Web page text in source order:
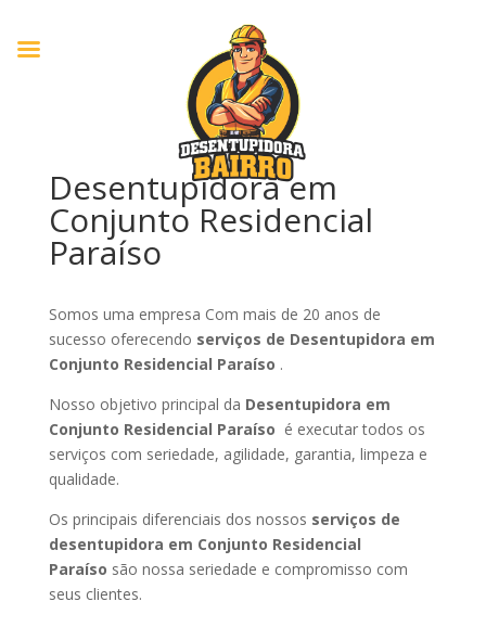
Desentupidora em
Conjunto Residencial
Paraíso
Somos uma empresa Com mais de 20 anos de
sucesso oferecendo serviços de Desentupidora em
Conjunto Residencial Paraíso .
Nosso objetivo principal da Desentupidora em
Conjunto Residencial Paraíso é executar todos os
serviços com seriedade, agilidade, garantia, limpeza e
qualidade.
Os principais diferenciais dos nossos serviços de
desentupidora em Conjunto Residencial
Paraíso são nossa seriedade e compromisso com
seus clientes.